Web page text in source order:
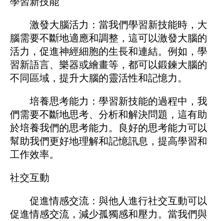
激發大腦活力：當我們學習新技能時，大
腦需要不斷地適應和調整，這可以激發大腦的
活力，促進神經細胞的生長和連結。例如，學
習新語言、樂器或繪畫等，都可以鍛鍊大腦的
不同區域，提升大腦的靈活性和記憶力。
培養思考能力：學習新技能的過程中，我
們需要不斷地思考、分析和解決問題，這有助
於培養我們的思考能力。良好的思考能力可以
幫助我們更好地理解和記憶訊息，提高學習和
工作效率。
社交互動
促進情感交流：與他人進行社交互動可以
促進情感交流，減少孤獨感和壓力。當我們與